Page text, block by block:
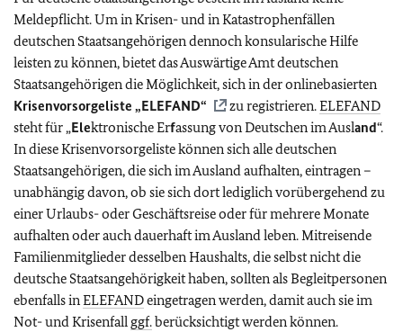
Meldepflicht. Um in Krisen- und in Katastrophenfällen
deutschen Staatsangehörigen dennoch konsularische Hilfe
leisten zu können, bietet das Auswärtige Amt deutschen
Staatsangehörigen die Möglichkeit, sich in der onlinebasierten
Krisenvorsorgeliste „ELEFAND“ zu registrieren.ELEFAND
steht für „Elektronische Erfassung von Deutschen im Ausland“.
In diese Krisenvorsorgeliste können sich alle deutschen
Staatsangehörigen, die sich im Ausland aufhalten, eintragen –
unabhängig davon, ob sie sich dort lediglich vorübergehend zu
einer Urlaubs- oder Geschäftsreise oder für mehrere Monate
aufhalten oder auch dauerhaft im Ausland leben. Mitreisende
Familienmitglieder desselben Haushalts, die selbst nicht die
deutsche Staatsangehörigkeit haben, sollten als Begleitpersonen
ebenfalls inELEFANDeingetragen werden, damit auch sie im
Not- und Krisenfall ggf.berücksichtigt werden können.